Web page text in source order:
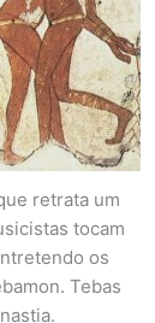
retrata um
tocam
os
Tebas